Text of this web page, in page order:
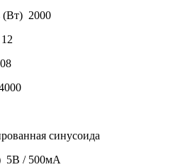
(Вт) 2000
синусоида
5В / 500мА